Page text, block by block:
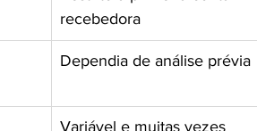
recebedora
Dependia de análise prévia
Variável e muitas vezes